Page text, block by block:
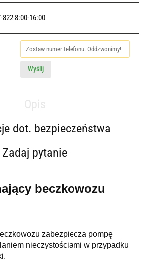
822 8:00-16:00
Wyślij
dot. bezpieczeństwa
Zadaj pytanie
beczkowozu
zabezpiecza pompę
nieczystościami w przypadku